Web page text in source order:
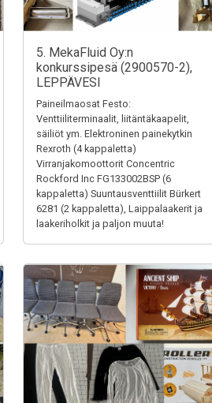
5. MekaFluid Oy:n
konkurssipesä (2900570-2),
LEPPÄVESI
Paineilmaosat Festo:
Venttiiliterminaalit, liitäntäkaapelit,
säiliöt ym. Elektroninen painekytkin
Rexroth (4 kappaletta)
Virranjakomoottorit Concentric
Rockford Inc FG133002BSP (6
kappaletta) Suuntausventtiilit Bürkert
6281 (2 kappaletta), Laippalaakerit ja
laakeriholkit ja paljon muuta!